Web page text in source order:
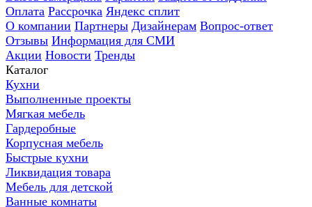
Оплата Рассрочка Яндекс сплит
О компании Партнеры Дизайнерам Вопрос-ответ
Отзывы Информация для СМИ
Акции Новости Тренды
Каталог
Кухни
Выполненные проекты
Мягкая мебель
Гардеробные
Корпусная мебель
Быстрые кухни
Ликвидация товара
Мебель для детской
Ванные комнаты